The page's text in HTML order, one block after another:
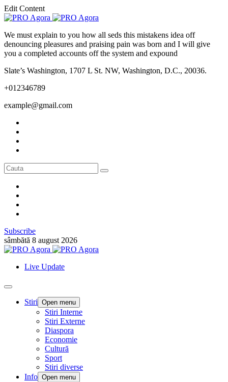
Edit Content
We must explain to you how all seds this mistakens idea off
denouncing pleasures and praising pain was born and I will give
you a completed accounts off the system and expound
Slate’s Washington, 1707 L St. NW, Washington, D.C., 20036.
+012346789
example@gmail.com
Subscribe
sâmbătă 8 august 2026
Live Update
Stiri Open menu
Stiri Interne
Stiri Externe
Diaspora
Economie
Cultură
Sport
Stiri diverse
Info Open menu